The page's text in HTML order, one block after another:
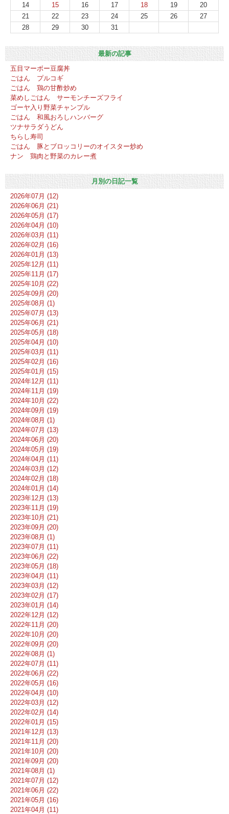
14
15 16 17 18 19
20
21
22 23 24 25 26
27
28
29 30 31
最新の記事
五目マーボー豆腐丼
ごはん プルコギ
ごはん 鶏の甘酢炒め
菜めしごはん サーモンチーズフライ
ゴーヤ入り野菜チャンプル
ごはん 和風おろしハンバーグ
ツナサラダうどん
ちらし寿司
ごはん 豚とブロッコリーのオイスター炒め
ナン 鶏肉と野菜のカレー煮
月別の日記一覧
2026年07月 (12)
2026年06月 (21)
2026年05月 (17)
2026年04月 (10)
2026年03月 (11)
2026年02月 (16)
2026年01月 (13)
2025年12月 (11)
2025年11月 (17)
2025年10月 (22)
2025年09月 (20)
2025年08月 (1)
2025年07月 (13)
2025年06月 (21)
2025年05月 (18)
2025年04月 (10)
2025年03月 (11)
2025年02月 (16)
2025年01月 (15)
2024年12月 (11)
2024年11月 (19)
2024年10月 (22)
2024年09月 (19)
2024年08月 (1)
2024年07月 (13)
2024年06月 (20)
2024年05月 (19)
2024年04月 (11)
2024年03月 (12)
2024年02月 (18)
2024年01月 (14)
2023年12月 (13)
2023年11月 (19)
2023年10月 (21)
2023年09月 (20)
2023年08月 (1)
2023年07月 (11)
2023年06月 (22)
2023年05月 (18)
2023年04月 (11)
2023年03月 (12)
2023年02月 (17)
2023年01月 (14)
2022年12月 (12)
2022年11月 (20)
2022年10月 (20)
2022年09月 (20)
2022年08月 (1)
2022年07月 (11)
2022年06月 (22)
2022年05月 (16)
2022年04月 (10)
2022年03月 (12)
2022年02月 (14)
2022年01月 (15)
2021年12月 (13)
2021年11月 (20)
2021年10月 (20)
2021年09月 (20)
2021年08月 (1)
2021年07月 (12)
2021年06月 (22)
2021年05月 (16)
2021年04月 (11)